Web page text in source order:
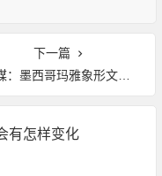
下一篇
西哥玛雅象形文字手抄本被认定为真迹
有怎样变化